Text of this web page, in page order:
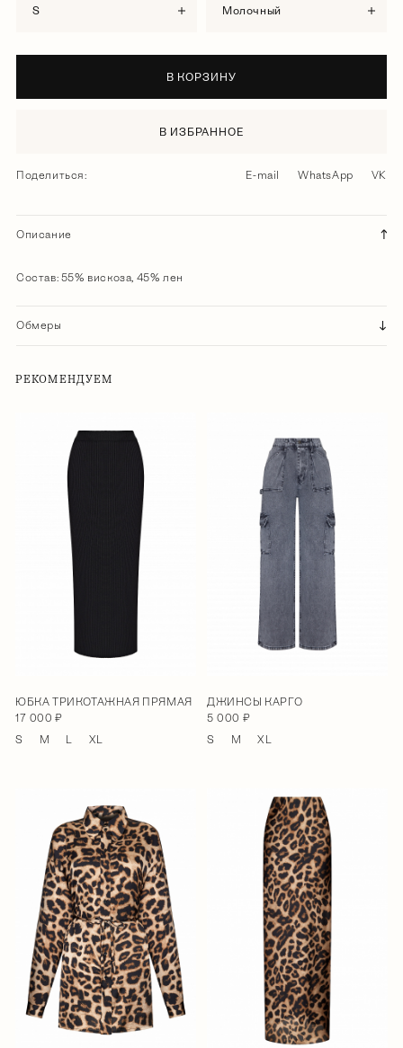
S молочный
В КОРЗИНУ
В ИЗБРАННОЕ
Поделиться: E-mail WhatsApp VK
Описание
Состав: 55% вискоза, 45% лен
Обмеры
РЕКОМЕНДУЕМ
ЮБКА ТРИКОТАЖНАЯ ПРЯМАЯ
17 000 ₽
S
M L XL
ДЖИНСЫ КАРГО
5 000 ₽
S
M XL